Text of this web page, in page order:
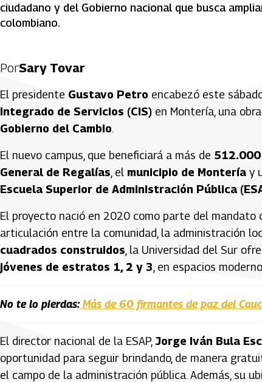
ciudadano y del Gobierno nacional que busca
colombiano.
PorSary Tovar
El presidente Gustavo Petro encabezó este
Integrado de Servicios (CIS) en Montería, una
Gobierno del Cambio.
El nuevo campus, que beneficiará a más de
General de Regalías , el municipio de Montería y
Escuela Superior de Administración Pública
El proyecto nació en 2020 como parte del mandato
articulación entre la comunidad, la administración
cuadrados construidos , la Universidad del Sur
jóvenes de estratos 1, 2 y 3 , en espacios
No te lo pierdas: Más de 60 firmantes de paz del
El director nacional de la ESAP, Jorge Iván Bula
oportunidad para seguir brindando, de manera
el campo de la administración pública. Además, su